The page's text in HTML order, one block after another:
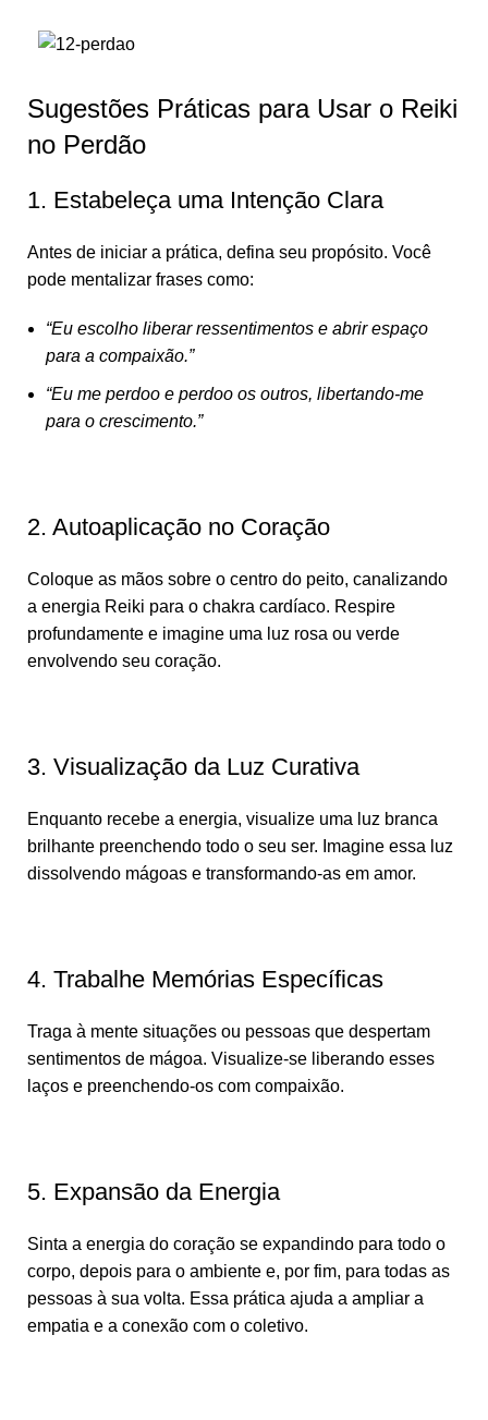
Sugestões Práticas para Usar o Reiki
no Perdão
1. Estabeleça uma Intenção Clara
Antes de iniciar a prática, defina seu propósito. Você
pode mentalizar frases como:
“Eu escolho liberar ressentimentos e abrir espaço
para a compaixão.”
“Eu me perdoo e perdoo os outros, libertando-me
para o crescimento.”
2. Autoaplicação no Coração
Coloque as mãos sobre o centro do peito, canalizando
a energia Reiki para o chakra cardíaco. Respire
profundamente e imagine uma luz rosa ou verde
envolvendo seu coração.
3. Visualização da Luz Curativa
Enquanto recebe a energia, visualize uma luz branca
brilhante preenchendo todo o seu ser. Imagine essa luz
dissolvendo mágoas e transformando-as em amor.
4. Trabalhe Memórias Específicas
Traga à mente situações ou pessoas que despertam
sentimentos de mágoa. Visualize-se liberando esses
laços e preenchendo-os com compaixão.
5. Expansão da Energia
Sinta a energia do coração se expandindo para todo o
corpo, depois para o ambiente e, por fim, para todas as
pessoas à sua volta. Essa prática ajuda a ampliar a
empatia e a conexão com o coletivo.